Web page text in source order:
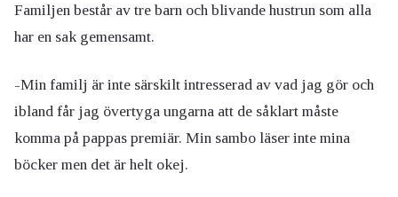
Familjen består av tre barn och blivande hustrun som alla
har en sak gemensamt.
-Min familj är inte särskilt intresserad av vad jag gör och
ibland får jag övertyga ungarna att de såklart måste
komma på pappas premiär. Min sambo läser inte mina
böcker men det är helt okej.